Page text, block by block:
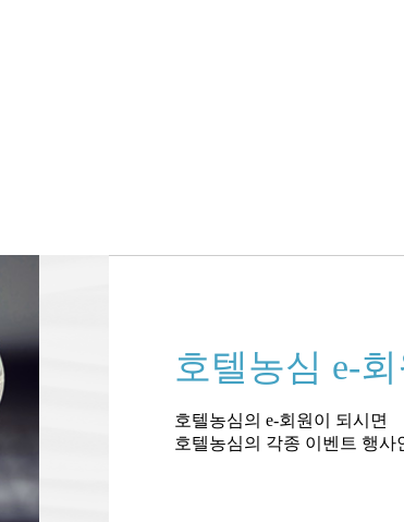
호텔농심 e-회
호텔농심의 e-회원이 되시면
호텔농심의 각종 이벤트 행